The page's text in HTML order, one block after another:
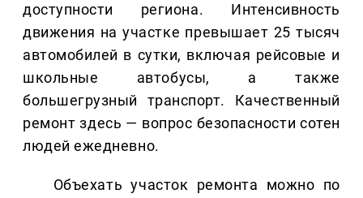
доступности региона. Интенсивность
движения на участке превышает 25 тысяч
автомобилей в сутки, включая рейсовые и
школьные автобусы, а также
большегрузный транспорт. Качественный
ремонт здесь — вопрос безопасности сотен
людей ежедневно.
Объехать участок ремонта можно по